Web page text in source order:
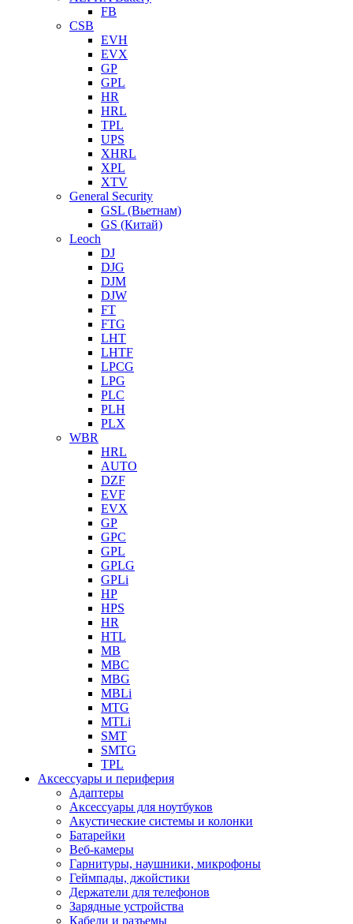
FB
CSB
EVH
EVX
GP
GPL
HR
HRL
TPL
UPS
XHRL
XPL
XTV
General Security
GSL (Вьетнам)
GS (Китай)
Leoch
DJ
DJG
DJM
DJW
FT
FTG
LHT
LHTF
LPCG
LPG
PLC
PLH
PLX
WBR
HRL
AUTO
DZF
EVF
EVX
GP
GPC
GPL
GPLG
GPLi
HP
HPS
HR
HTL
MB
MBC
MBG
MBLi
MTG
MTLi
SMT
SMTG
TPL
Аксессуары и периферия
Адаптеры
Аксессуары для ноутбуков
Акустические системы и колонки
Батарейки
Веб-камеры
Гарнитуры, наушники, микрофоны
Геймпады, джойстики
Держатели для телефонов
Зарядные устройства
Кабели и разъемы